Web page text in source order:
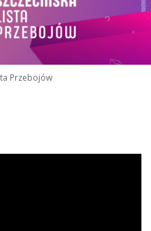
Przebojów